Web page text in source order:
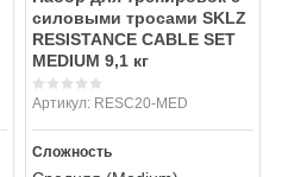
силовыми тросами SKLZ
RESISTANCE CABLE SET
MEDIUM 9,1 кг
Артикул:RESC20-MED
Сложность